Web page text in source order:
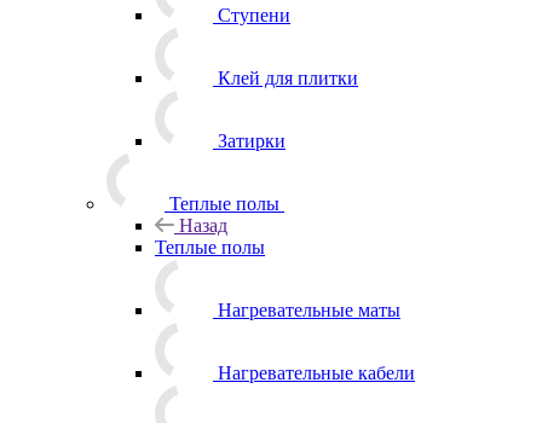
Ступени
Клей для плитки
Затирки
Теплые полы
Назад
Теплые полы
Нагревательные маты
Нагревательные кабели